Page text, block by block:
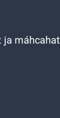
ja máhcahat